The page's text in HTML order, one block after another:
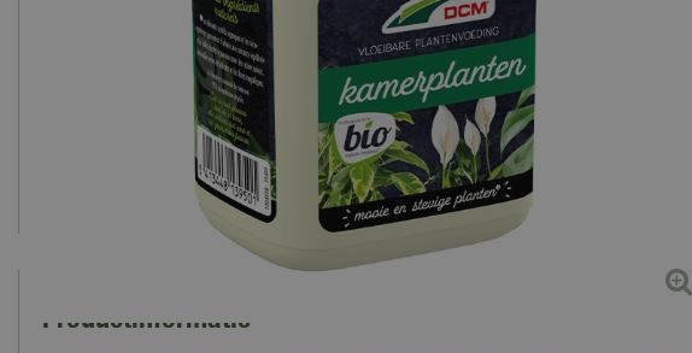
Productinformatie